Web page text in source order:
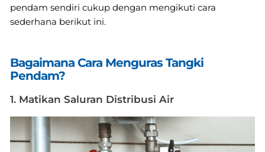
pendam sendiri cukup dengan mengikuti cara
sederhana berikut ini.
Bagaimana Cara Menguras Tangki
Pendam?
1. Matikan Saluran Distribusi Air